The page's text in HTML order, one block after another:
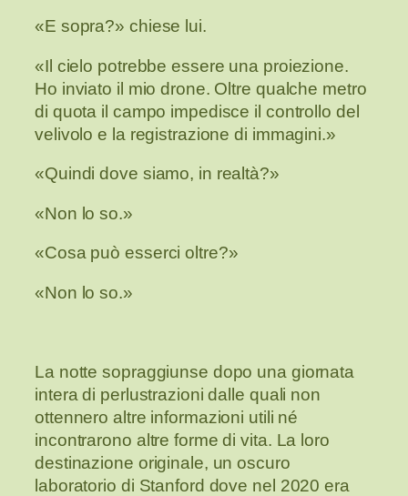
«E sopra?» chiese lui.
«Il cielo potrebbe essere una proiezione.
Ho inviato il mio drone. Oltre qualche metro
di quota il campo impedisce il controllo del
velivolo e la registrazione di immagini.»
«Quindi dove siamo, in realtà?»
«Non lo so.»
«Cosa può esserci oltre?»
«Non lo so.»
La notte sopraggiunse dopo una giornata
intera di perlustrazioni dalle quali non
ottennero altre informazioni utili né
incontrarono altre forme di vita. La loro
destinazione originale, un oscuro
laboratorio di Stanford dove nel 2020 era